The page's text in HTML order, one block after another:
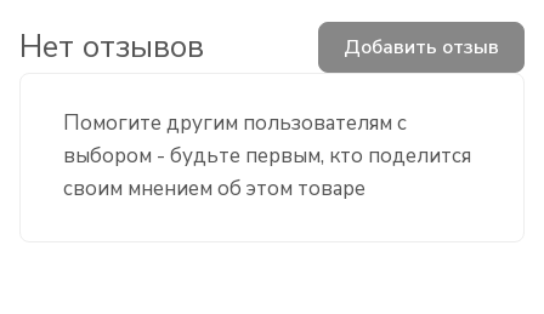
Помогите другим пользователям с
выбором - будьте первым, кто поделится
своим мнением об этом товаре
Нет отзывов Добавить отзыв